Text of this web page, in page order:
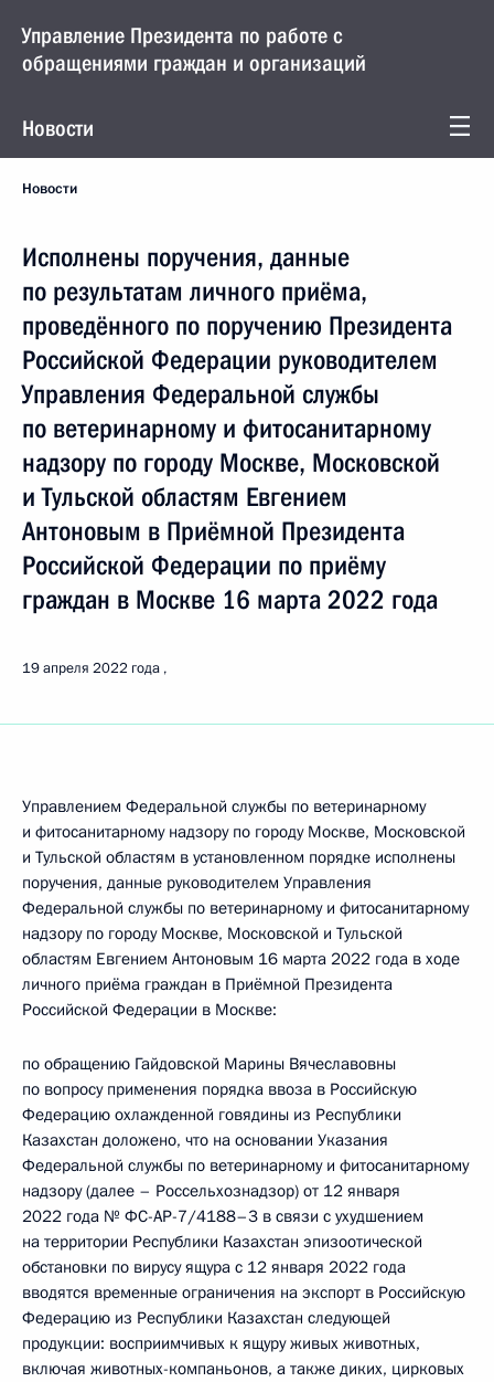
Управление Президента по работе с
обращениями граждан и организаций
Новости
Новости
Исполнены поручения, данные
по результатам личного приёма,
проведённого по поручению Президента
Российской Федерации руководителем
Управления Федеральной службы
по ветеринарному и фитосанитарному
надзору по городу Москве, Московской
и Тульской областям Евгением
Антоновым в Приёмной Президента
Российской Федерации по приёму
граждан в Москве 16 марта 2022 года
19 апреля 2022 года
Управлением Федеральной службы по ветеринарному
и фитосанитарному надзору по городу Москве, Московской
и Тульской областям в установленном порядке исполнены
поручения, данные руководителем Управления
Федеральной службы по ветеринарному и фитосанитарному
надзору по городу Москве, Московской и Тульской
областям Евгением Антоновым 16 марта 2022 года в ходе
личного приёма граждан в Приёмной Президента
Российской Федерации в Москве:
по обращению Гайдовской Марины Вячеславовны
по вопросу применения порядка ввоза в Российскую
Федерацию охлажденной говядины из Республики
Казахстан доложено, что на основании Указания
Федеральной службы по ветеринарному и фитосанитарному
надзору (далее – Россельхознадзор) от 12 января
2022 года № ФС-АР-7/4188–3 в связи с ухудшением
на территории Республики Казахстан эпизоотической
обстановки по вирусу ящура с 12 января 2022 года
вводятся временные ограничения на экспорт в Российскую
Федерацию из Республики Казахстан следующей
продукции: восприимчивых к ящуру живых животных,
включая животных-компаньонов, а также диких, цирковых